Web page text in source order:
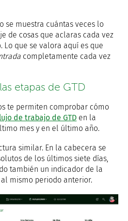
se muestra cuántas veces lo
de cosas que aclaras cada vez
Lo que se valora aquí es que
completamente cada vez
etapas de GTD
te permiten comprobar cómo
de trabajo de GTD en la
mes y en el último año.
similar. En la cabecera se
de los últimos siete días,
también un indicador de la
mismo periodo anterior.